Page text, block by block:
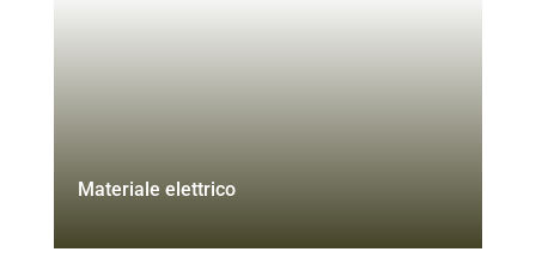
Materiale elettrico